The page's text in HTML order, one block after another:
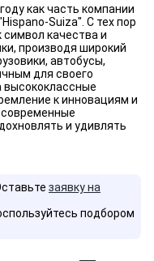
как часть компании
Suiza". С тех пор
символ качества и
производя широкий
автобусы,
для своего
высококлассные
к инновациям и
и удивлять
заявку на
подбором